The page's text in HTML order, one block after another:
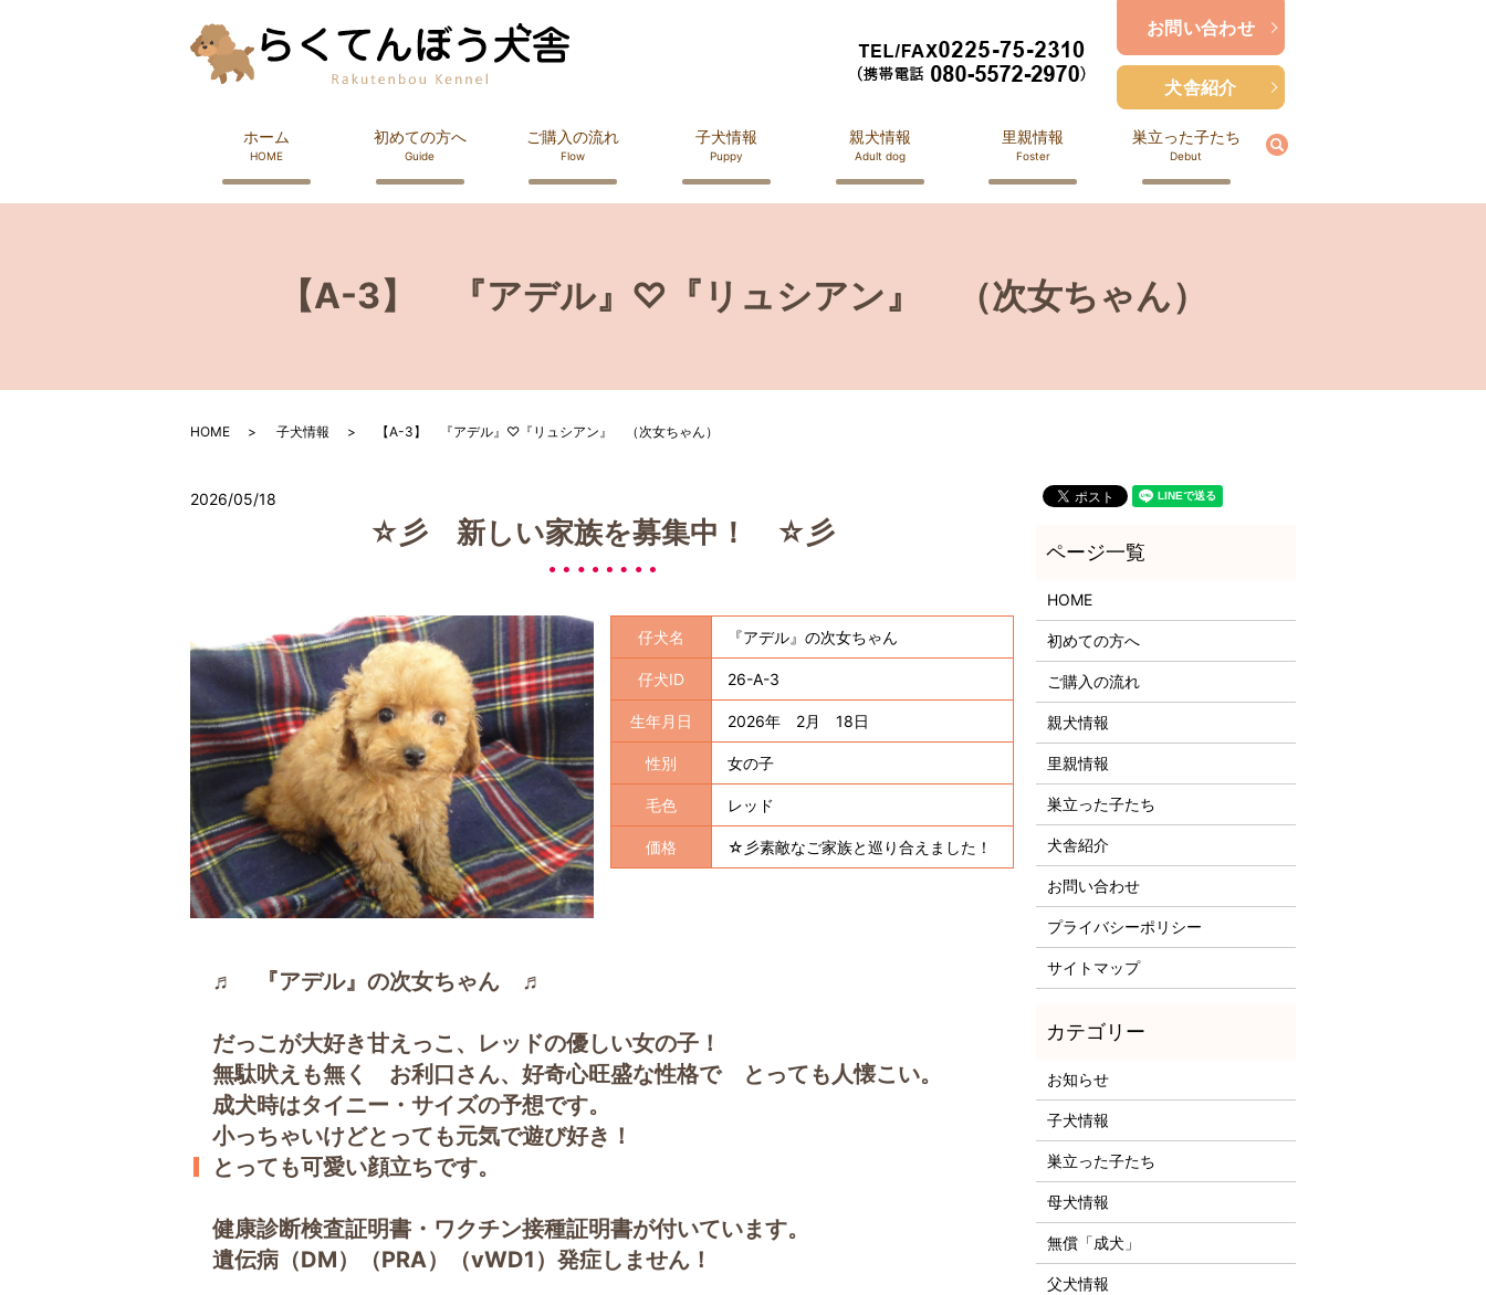
ホーム
HOME
初めての方へ
Guide
ご購入の流れ
Flow
子犬情報
Puppy
親犬情報
Adult dog
里親情報
Foster
巣立った子たち
Debut
search
お問い合わせ
犬舎紹介
【A-3】 『アデル』♡『リュシアン』 （次女ちゃん）
HOME 子犬情報 【A-3】 『アデル』♡『リュシアン』 （次女ちゃん）
2026/05/18
☆彡 新しい家族を募集中！ ☆彡
仔犬名 『アデル』の次女ちゃん
仔犬ID 26-A-3
生年月日 2026年 2月 18日
性別 女の子
毛色 レッド
価格 ☆彡素敵なご家族と巡り合えました！
♬ 『アデル』の次女ちゃん ♬
だっこが大好き甘えっこ、レッドの優しい女の子！
無駄吠えも無く お利口さん、好奇心旺盛な性格で とっても人懐こい。
成犬時はタイニー・サイズの予想です。
小っちゃいけどとっても元気で遊び好き！
とっても可愛い顔立ちです。
健康診断検査証明書・ワクチン接種証明書が付いています。
遺伝病（DM）（PRA）（vWD1）発症しません！
HOME
初めての方へ
ご購入の流れ
親犬情報
里親情報
巣立った子たち
犬舎紹介
お問い合わせ
プライバシーポリシー
サイトマップ
お知らせ
子犬情報
巣立った子たち
母犬情報
無償「成犬」
父犬情報